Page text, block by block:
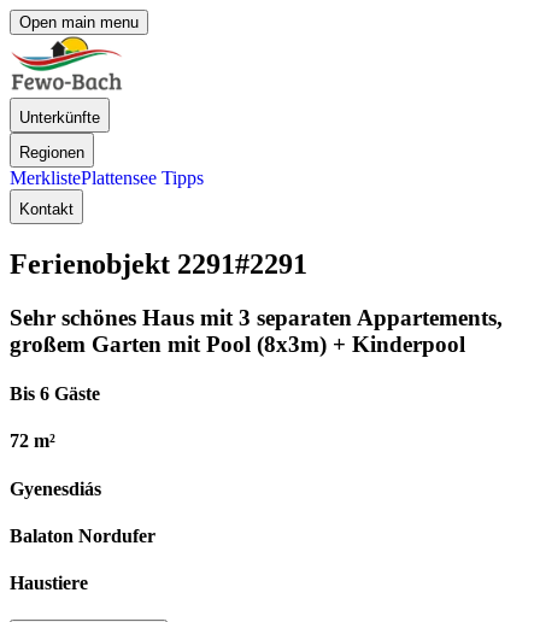
Open main menu
Unterkünfte
Regionen
MerklistePlattensee Tipps
Kontakt
Ferienobjekt 2291#2291
Sehr schönes Haus mit 3 separaten Appartements,
großem Garten mit Pool (8x3m) + Kinderpool
Bis 6 Gäste
72 m²
Gyenesdiás
Balaton Nordufer
Haustiere